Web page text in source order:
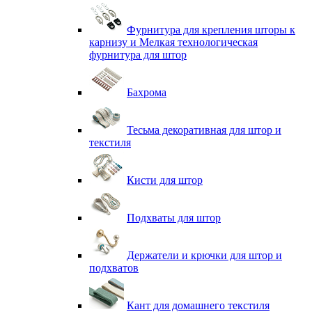
Фурнитура для крепления шторы к
карнизу и Мелкая технологическая
фурнитура для штор
Бахрома
Тесьма декоративная для штор и
текстиля
Кисти для штор
Подхваты для штор
Держатели и крючки для штор и
подхватов
Кант для домашнего текстиля